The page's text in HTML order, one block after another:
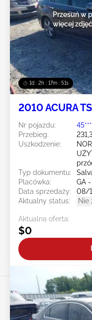
1d : 2h : 17m : 48s
Przesuń w
więcej zdjęć
2010 ACURA
Nr pojazdu:
Przebieg:
Uszkodzenie:
Typ dokumentu:
Placówka:
GA
Data sprzedaży:
08/
Aktualny status:
Nie
Aktualna oferta:
$0